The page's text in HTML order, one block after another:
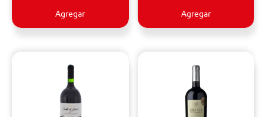
Agregar Agregar